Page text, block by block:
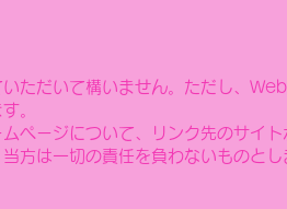
ただいて構いません。ただし、
。
ページについて、リンク先のサイ
方は一切の責任を負わないものとし